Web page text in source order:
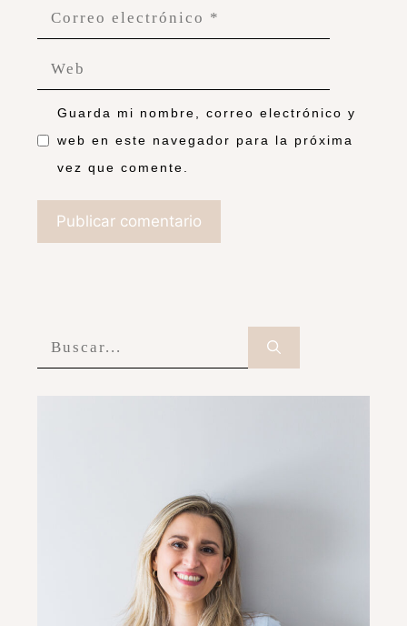
Guarda mi nombre, correo electrónico y
web en este navegador para la próxima
vez que comente.